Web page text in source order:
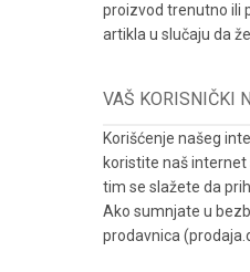
proizvod trenutno ili
artikla u slučaju da
VAŠ KORISNIČKI
Korišćenje našeg
koristite naš
tim se slažete da
Ako sumnjate u
prodavnica